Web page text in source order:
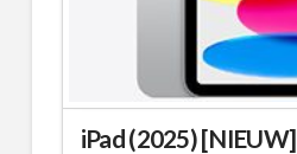
iPad (2025) [NIEUW]